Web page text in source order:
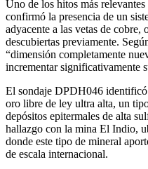
Uno de los hitos más
confirmó la presencia de un
adyacente a las vetas de
descubiertas previamente.
“dimensión completamente
incrementar significativamente
El sondaje DPDH046 identificó
oro libre de ley ultra alta, un
depósitos epitermales de alta
hallazgo con la mina El Indio,
donde este tipo de mineral
de escala internacional.